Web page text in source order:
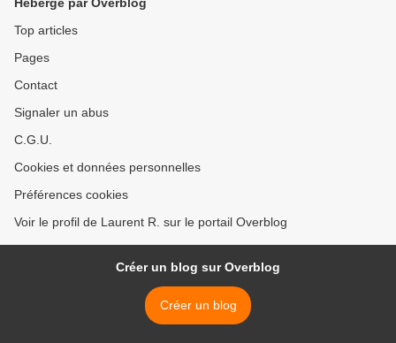
Top articles
Pages
Contact
Signaler un abus
C.G.U.
Cookies et données personnelles
Préférences cookies
Voir le profil de Laurent R. sur le portail Overblog
Créer un blog sur Overblog
Créer un blog